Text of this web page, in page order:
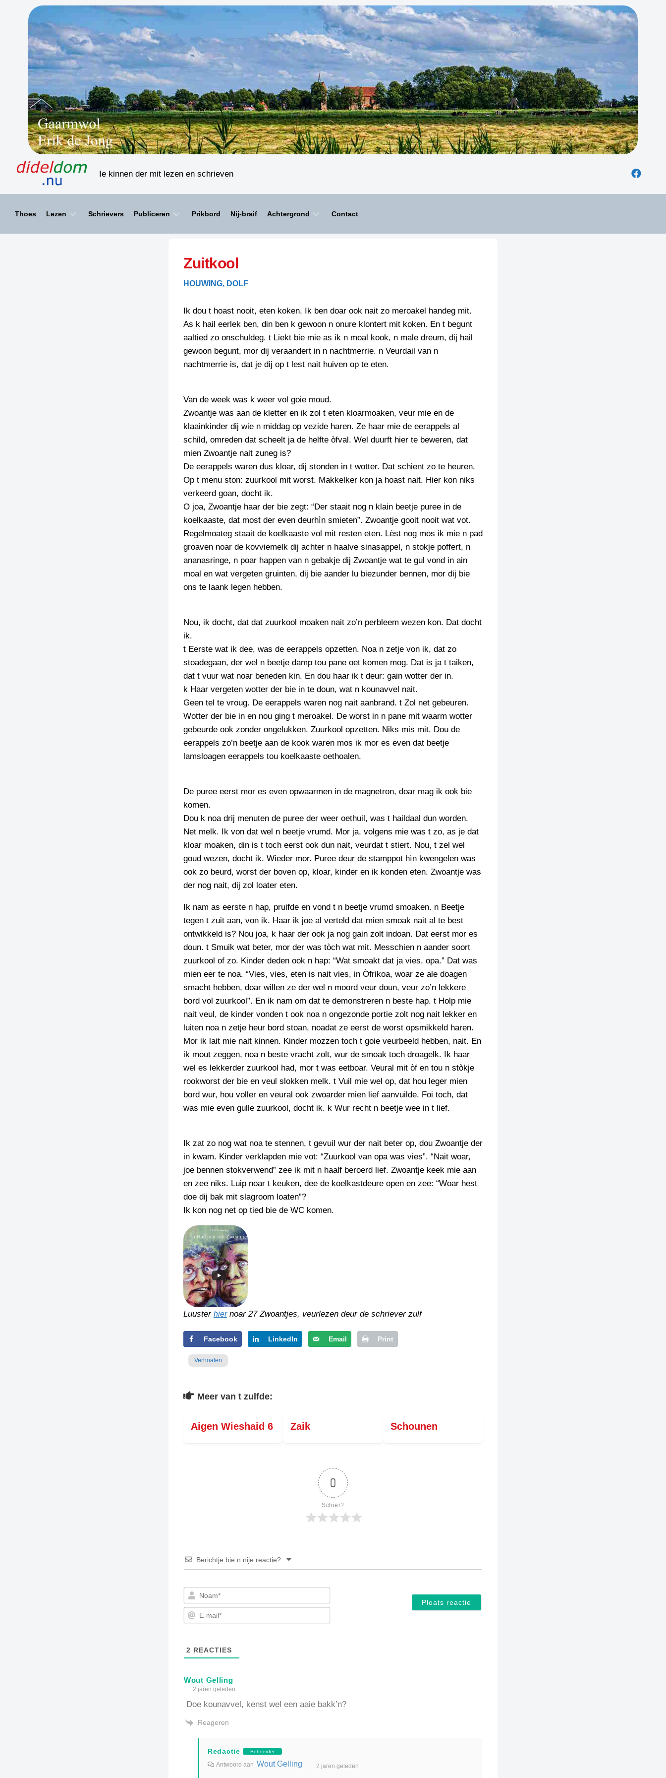
Ie kinnen der mit lezen en schrieven
Thoes Lezen
HAIKU’S
LIMERICKS
SCHRIEFWEDSTRIED
FLYER
PERSBERICHT
INZENDENS
JURYRAPPORT
PERSBERICHT
FOTO’S
SCHRIEFWEDSTRIED
SCHRIEFWEDSTRIED
2026
STRIPS
TIEDSCHRIFT
TENEEL
VERHOALEN
BIENOAMEN
LEGENDEN
RECEPTEN
SPREUKEN
VEURDRACHTEN
Schrievers Publiceren
SPELLENSCONTROLE
SCHRIEFREGELS
Prikbord Nij-braif Achtergrond Contact
Zuitkool
HOUWING, DOLF
Ik dou t hoast nooit, eten koken. Ik ben doar ook nait zo meroakel handeg mit.
As k hail eerlek ben, din ben k gewoon n onure klontert mit koken. En t begunt
aaltied zo onschuldeg. t Liekt bie mie as ik n moal kook, n male dreum, dij hail
gewoon begunt, mor dij veraandert in n nachtmerrie. n Veurdail van n
nachtmerrie is, dat je dij op t lest nait huiven op te eten.
Van de week was k weer vol goie moud.
Zwoantje was aan de kletter en ik zol t eten kloarmoaken, veur mie en de
klaainkinder dij wie n middag op vezide haren. Ze haar mie de eerappels al
schild, omreden dat scheelt ja de helfte òfval. Wel duurft hier te beweren, dat
mien Zwoantje nait zuneg is?
De eerappels waren dus kloar, dij stonden in t wotter. Dat schient zo te heuren.
Op t menu ston: zuurkool mit worst. Makkelker kon ja hoast nait. Hier kon niks
verkeerd goan, docht ik.
O joa, Zwoantje haar der bie zegt: “Der staait nog n klain beetje puree in de
koelkaaste, dat most der even deurhìn smieten”. Zwoantje gooit nooit wat vot.
Regelmoateg staait de koelkaaste vol mit resten eten. Lèst nog mos ik mie n pad
groaven noar de kovviemelk dij achter n haalve sinasappel, n stokje poffert, n
ananasringe, n poar happen van n gebakje dij Zwoantje wat te gul vond in ain
moal en wat vergeten gruinten, dij bie aander lu biezunder bennen, mor dij bie
ons te laank legen hebben.
Nou, ik docht, dat dat zuurkool moaken nait zo’n perbleem wezen kon. Dat docht
ik.
t Eerste wat ik dee, was de eerappels opzetten. Noa n zetje von ik, dat zo
stoadegaan, der wel n beetje damp tou pane oet komen mog. Dat is ja t taiken,
dat t vuur wat noar beneden kin. En dou haar ik t deur: gain wotter der in.
k Haar vergeten wotter der bie in te doun, wat n kounavvel nait.
Geen tel te vroug. De eerappels waren nog nait aanbrand. t Zol net gebeuren.
Wotter der bie in en nou ging t meroakel. De worst in n pane mit waarm wotter
gebeurde ook zonder ongelukken. Zuurkool opzetten. Niks mis mit. Dou de
eerappels zo’n beetje aan de kook waren mos ik mor es even dat beetje
lamsloagen eerappels tou koelkaaste oethoalen.
De puree eerst mor es even opwaarmen in de magnetron, doar mag ik ook bie
komen.
Dou k noa drij menuten de puree der weer oethuil, was t haildaal dun worden.
Net melk. Ik von dat wel n beetje vrumd. Mor ja, volgens mie was t zo, as je dat
kloar moaken, din is t toch eerst ook dun nait, veurdat t stiert. Nou, t zel wel
goud wezen, docht ik. Wieder mor. Puree deur de stamppot hìn kwengelen was
ook zo beurd, worst der boven op, kloar, kinder en ik konden eten. Zwoantje was
der nog nait, dij zol loater eten.
Ik nam as eerste n hap, pruifde en vond t n beetje vrumd smoaken. n Beetje
tegen t zuit aan, von ik. Haar ik joe al verteld dat mien smoak nait al te best
ontwikkeld is? Nou joa, k haar der ook ja nog gain zolt indoan. Dat eerst mor es
doun. t Smuik wat beter, mor der was tòch wat mit. Messchien n aander soort
zuurkool of zo. Kinder deden ook n hap: “Wat smoakt dat ja vies, opa.” Dat was
mien eer te noa. “Vies, vies, eten is nait vies, in Òfrikoa, woar ze ale doagen
smacht hebben, doar willen ze der wel n moord veur doun, veur zo’n lekkere
bord vol zuurkool”. En ik nam om dat te demonstreren n beste hap. t Holp mie
nait veul, de kinder vonden t ook noa n ongezonde portie zolt nog nait lekker en
luiten noa n zetje heur bord stoan, noadat ze eerst de worst opsmikkeld haren.
Mor ik lait mie nait kinnen. Kinder mozzen toch t goie veurbeeld hebben, nait. En
ik mout zeggen, noa n beste vracht zolt, wur de smoak toch droagelk. Ik haar
wel es lekkerder zuurkool had, mor t was eetboar. Veural mit òf en tou n stòkje
rookworst der bie en veul slokken melk. t Vuil mie wel op, dat hou leger mien
bord wur, hou voller en veural ook zwoarder mien lief aanvuilde. Foi toch, dat
was mie even gulle zuurkool, docht ik. k Wur recht n beetje wee in t lief.
Ik zat zo nog wat noa te stennen, t gevuil wur der nait beter op, dou Zwoantje der
in kwam. Kinder verklapden mie vot: “Zuurkool van opa was vies”. “Nait woar,
joe bennen stokverwend” zee ik mit n haalf beroerd lief. Zwoantje keek mie aan
en zee niks. Luip noar t keuken, dee de koelkastdeure open en zee: “Woar hest
doe dij bak mit slagroom loaten”?
Ik kon nog net op tied bie de WC komen.
Luuster hiernoar 27 Zwoantjes, veurlezen deur de schriever zulf
Facebook LinkedIn Email Print
Verhoalen
Meer van t zulfde:
Aigen Wieshaid 6 Zaik Schounen
0
Schier?
Berichtje bie n nije reactie?
Noam*
E-
2 REACTIES
Wout Gelling
2 jaren geleden
Doe kounavvel, kenst wel een aaie bakk’n?
Reageren
Redactie Beheerder
Antwoord aan Wout Gelling 2 jaren geleden